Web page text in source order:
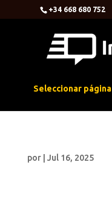
+34 668 680 752
Seleccionar página
por Jul 16, 2025